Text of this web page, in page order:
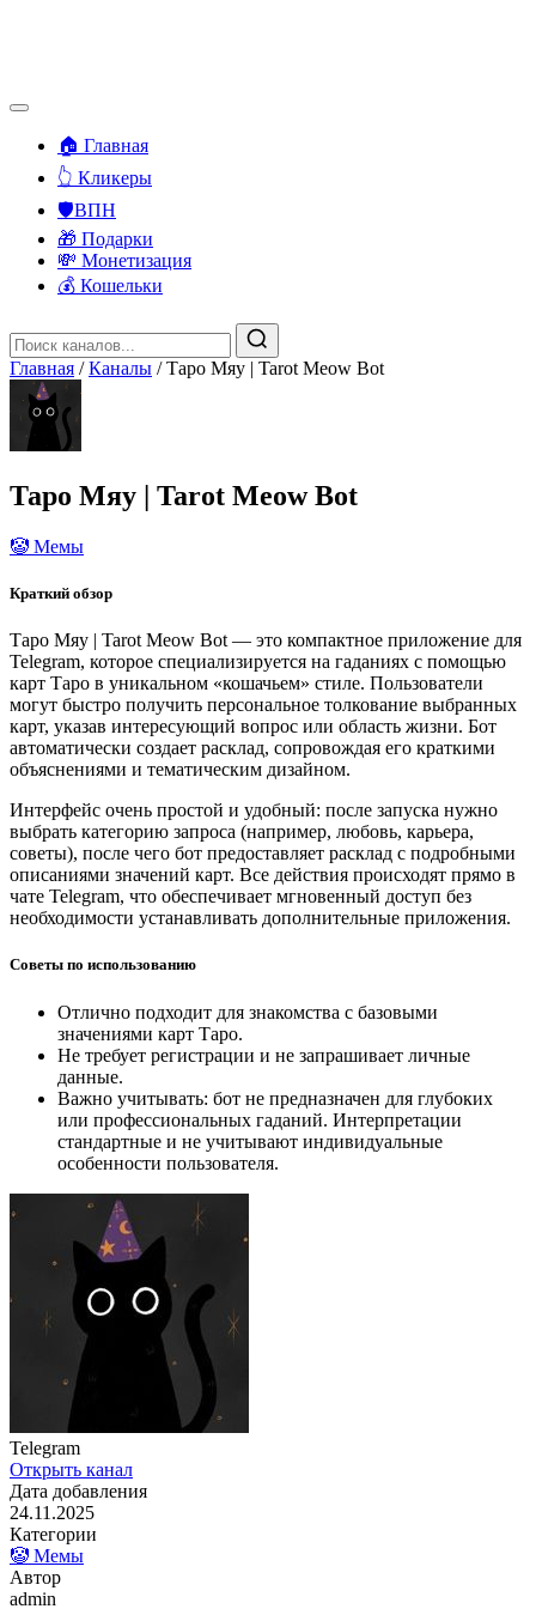
🏠 Главная
👆 Кликеры
🛡️ВПН
🎁 Подарки
💸 Монетизация
💰 Кошельки
Главная / Каналы / Таро Мяу | Tarot Meow Bot
Таро Мяу | Tarot Meow Bot
🤡 Мемы
Краткий обзор
Таро Мяу | Tarot Meow Bot — это компактное приложение для
Telegram, которое специализируется на гаданиях с помощью
карт Таро в уникальном «кошачьем» стиле. Пользователи
могут быстро получить персональное толкование выбранных
карт, указав интересующий вопрос или область жизни. Бот
автоматически создает расклад, сопровождая его краткими
объяснениями и тематическим дизайном.
Интерфейс очень простой и удобный: после запуска нужно
выбрать категорию запроса (например, любовь, карьера,
советы), после чего бот предоставляет расклад с подробными
описаниями значений карт. Все действия происходят прямо в
чате Telegram, что обеспечивает мгновенный доступ без
необходимости устанавливать дополнительные приложения.
Советы по использованию
Отлично подходит для знакомства с базовыми
значениями карт Таро.
Не требует регистрации и не запрашивает личные
данные.
Важно учитывать: бот не предназначен для глубоких
или профессиональных гаданий. Интерпретации
стандартные и не учитывают индивидуальные
особенности пользователя.
Telegram
Открыть канал
Дата добавления
24.11.2025
Категории
🤡 Мемы
Автор
admin